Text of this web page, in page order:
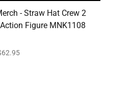
- Straw Hat Crew 2
Figure MNK1108